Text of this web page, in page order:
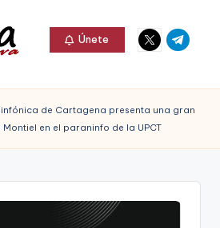
Únete
Elemento
del
Elemento
del
de Cartagena presenta una gran
en el paraninfo de la UPCT